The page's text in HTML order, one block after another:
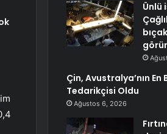
Ünlü
Çin, Avustralya’nın En
Tedarikçisi Oldu
Ağustos 6, 2026